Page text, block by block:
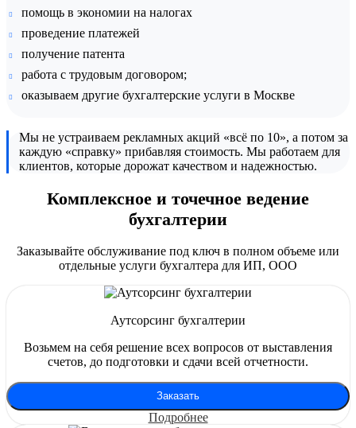
помощь в экономии на налогах
проведение платежей
получение патента
работа с трудовым договором;
оказываем другие бухгалтерские услуги в Москве
Мы не устраиваем рекламных акций «всё по 10», а потом за
каждую «справку» прибавляя стоимость. Мы работаем для
клиентов, которые дорожат качеством и надежностью.
Комплексное и точечное ведение
бухгалтерии
Заказывайте обслуживание под ключ в полном объеме или
отдельные услуги бухгалтера для ИП, ООО
Аутсорсинг бухгалтерии
Возьмем на себя решение всех вопросов от выставления
счетов, до подготовки и сдачи всей отчетности.
Заказать
Подробнее